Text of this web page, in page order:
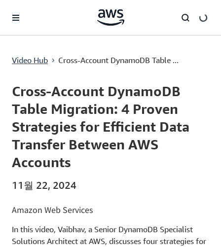
Video Hub › Cross-Account DynamoDB Table ...
Current
0:00 / Duration
13:12
Cross-Account DynamoDB
Table Migration: 4 Proven
Strategies for Efficient Data
Transfer Between AWS
Accounts
11월 22, 2024
Amazon Web Services
In this video, Vaibhav, a Senior DynamoDB Specialist
Solutions Architect at AWS, discusses four strategies for